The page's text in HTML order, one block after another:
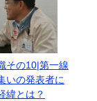
その10|第一線
いの発表者に
緯とは？